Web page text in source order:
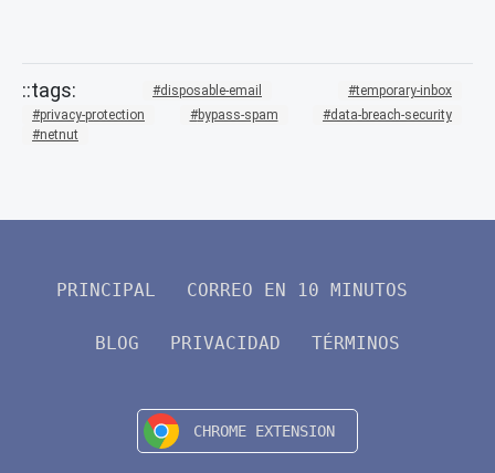
disposable-email
temporary-inbox
privacy-protection
bypass-spam
data-breach-security
netnut
PRINCIPAL CORREO EN 10 MINUTOS
BLOG PRIVACIDAD TÉRMINOS